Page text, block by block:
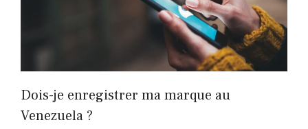
Dois-je enregistrer ma marque au
Venezuela ?